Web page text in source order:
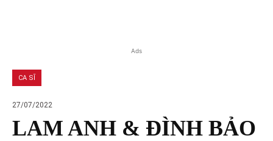
Ads
CA SĨ
27/07/2022
LAM ANH & ĐÌNH BẢO